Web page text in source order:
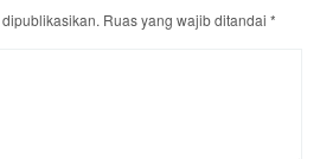
Ruas yang wajib ditandai *